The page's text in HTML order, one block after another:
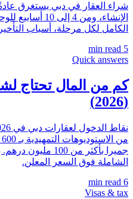
الإنشاء، ومن 4
الكامل لكل مرحلة، أسباب
5
Quick answers
كم من المال تحتاج
(2026)
جميرا بأكثر من
الشاملة فوق السعر المعلن.
6
Visas & tax